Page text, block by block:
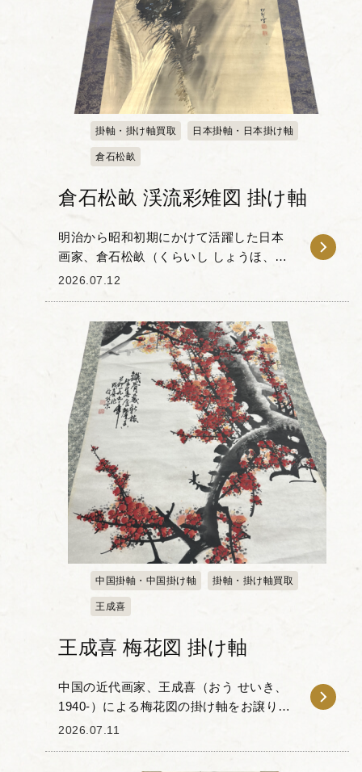
掛軸・掛け軸買取 日本掛軸・日本掛け軸
倉石松畝
倉石松畝 渓流彩雉図 掛け軸
明治から昭和初期にかけて活躍した日本
画家、倉石松畝（くらいし しょうほ、
1874-1945）」による渓流彩雉図（けいり
ぽ）に師...
2026.07.12
中国掛軸・中国掛け軸 掛軸・掛け軸買取
王成喜
王成喜 梅花図 掛け軸
中国の近代画家、王成喜（おう せいき、
1940-）による梅花図の掛け軸をお譲りい
ただきました。成喜は伝統的な中国画に
2026.07.11